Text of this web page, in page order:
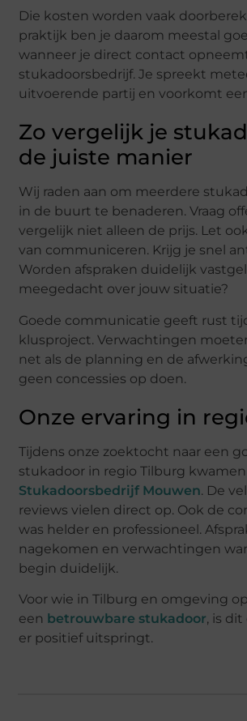
Die kosten worden vaak
praktijk ben je daarom meestal
wanneer je direct contact
stukadoorsbedrijf. Je spreekt
uitvoerende partij en voorkomt
Zo vergelijk je
de juiste manier
Wij raden aan om meerdere
in de buurt te benaderen. Vraag
vergelijk niet alleen de prijs. Let
van communiceren. Krijg je snel
Worden afspraken duidelijk
meegedacht over jouw situatie?
Goede communicatie geeft rust
klusproject. Verwachtingen
net als de planning en de
geen concessies op doen.
Onze ervaring in
Tijdens onze zoektocht naar een
stukadoor in regio Tilburg
Stukadoorsbedrijf Mouwen. De
reviews vielen direct op. Ook de
was helder en professioneel.
nagekomen en verwachtingen
begin duidelijk.
Voor wie in Tilburg en omgeving
een betrouwbare stukadoor, is
er positief uitspringt.